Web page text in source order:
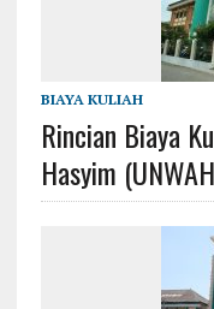
BIAYA KULIAH
Rincian Biaya
Hasyim